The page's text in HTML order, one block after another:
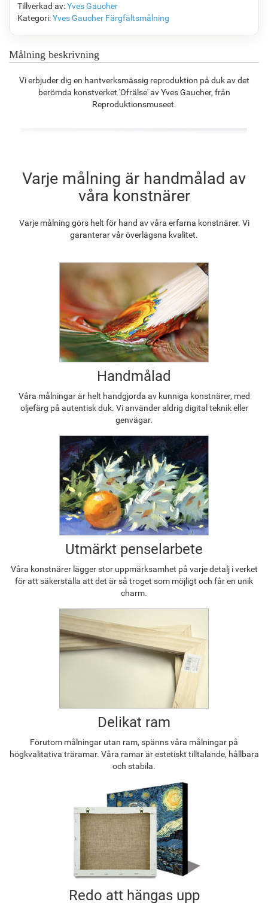
F4613-236
1 025.32kr 1 478.30kr
1 217.30 kr
Tillverkad av:Yves Gaucher
Kategori:Yves Gaucher Färgfältsmålning
Målning beskrivning
Vi erbjuder dig en hantverksmässig reproduktion på duk av det
berömda konstverket 'Ofrälse' av Yves Gaucher, från
Reproduktionsmuseet.
Varje målning är handmålad av
våra konstnärer
Varje målning görs helt för hand av våra erfarna konstnärer. Vi
garanterar vår överlägsna kvalitet.
Handmålad
Våra målningar är helt handgjorda av kunniga konstnärer, med
oljefärg på autentisk duk. Vi använder aldrig digital teknik eller
genvägar.
Utmärkt penselarbete
Våra konstnärer lägger stor uppmärksamhet på varje detalj i verket
för att säkerställa att det är så troget som möjligt och får en unik
charm.
Delikat ram
Förutom målningar utan ram, spänns våra målningar på
högkvalitativa träramar. Våra ramar är estetiskt tilltalande, hållbara
och stabila.
Redo att hängas upp